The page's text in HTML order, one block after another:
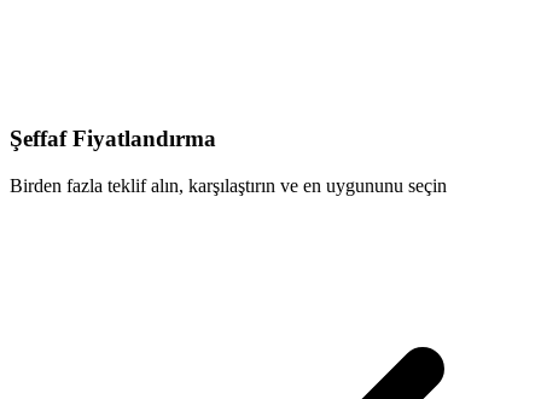
Şeffaf Fiyatlandırma
Birden fazla teklif alın, karşılaştırın ve en uygununu seçin